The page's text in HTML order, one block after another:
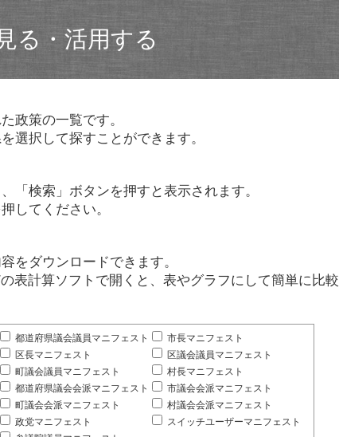
る・活用する
政策の一覧です。
選択して探すことができます。
「検索」ボタンを押すと表示されます。
してください。
をダウンロードできます。
表計算ソフトで開くと、表やグラフにして簡単に比較
都道府県議会議員マニフェスト
市長マニフェスト
区長マニフェスト
区議会議員マニフェスト
町議会議員マニフェスト
村長マニフェスト
都道府県議会会派マニフェスト
市議会会派マニフェスト
町議会会派マニフェスト
村議会会派マニフェスト
政党マニフェスト
スイッチユーザーマニフェスト